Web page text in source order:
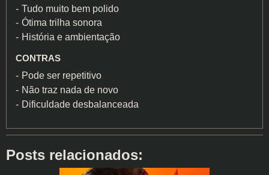
Tudo muito bem polido
Ótima trilha sonora
História e ambientação
CONTRAS
Pode ser repetitivo
Não traz nada de novo
Dificuldade desbalanceada
Posts relacionados: